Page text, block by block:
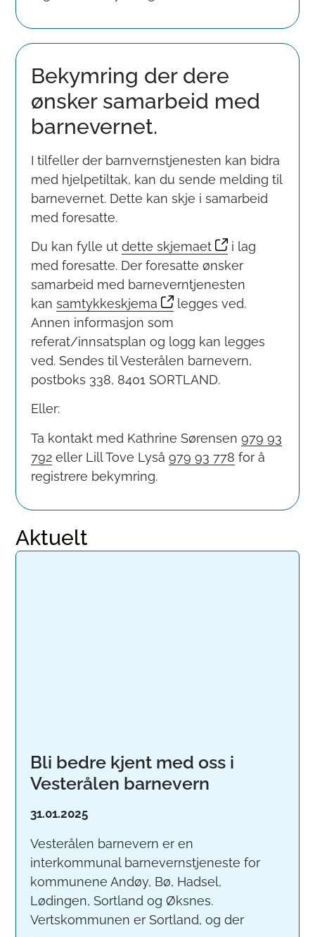
Bekymring der dere
ønsker samarbeid med
barnevernet.
I tilfeller der barnvernstjenesten kan bidra
med hjelpetiltak, kan du sende melding til
barnevernet. Dette kan skje i samarbeid
med foresatte.
Du kan fylle ut dette skjemaet
i lag
med foresatte. Der foresatte ønsker
samarbeid med barneverntjenesten
kan samtykkeskjema
legges ved.
Annen informasjon som
referat/innsatsplan og logg kan legges
ved. Sendes til Vesterålen barnevern,
postboks 338, 8401 SORTLAND.
Eller:
Ta kontakt med Kathrine Sørensen 979 93
792eller Lill Tove Lyså 979 93 778 for å
registrere bekymring.
Aktuelt
Bli bedre kjent med oss i
Vesterålen barnevern
31.01.2025
Vesterålen barnevern er en
interkommunal barnevernstjeneste for
kommunene Andøy, Bø, Hadsel,
Lødingen, Sortland og Øksnes.
Vertskommunen er Sortland, og der